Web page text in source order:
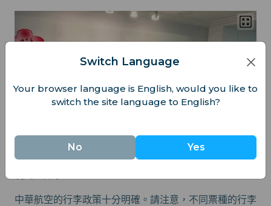
中華航空的行李政策十分明確。請注意，不同票種的行李
Switch Language
Your browser language is English, would you like to
switch the site language to English?
No Yes